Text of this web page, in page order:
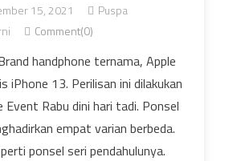
15, 2021
Puspa
Comment(0)
handphone ternama, Apple
iPhone 13. Perilisan ini dilakukan
Event Rabu dini hari tadi. Ponsel
empat varian berbeda.
ponsel seri pendahulunya.